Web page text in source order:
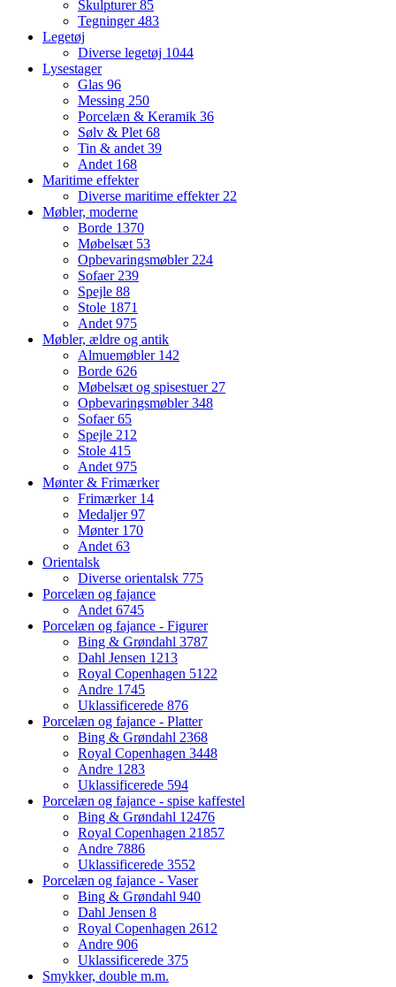
Skulpturer85
Tegninger483
Legetøj
Diverse legetøj 1044
Lysestager
Glas 96
Messing 250
Porcelæn & Keramik 36
Sølv & Plet68
Tin & andet39
Andet 168
Maritime effekter
Diverse maritime effekter22
Møbler, moderne
Borde 1370
Møbelsæt 53
Opbevaringsmøbler224
Sofaer239
Spejle 88
Stole 1871
Andet975
Møbler, ældre og antik
Almuemøbler 142
Borde 626
Møbelsæt og spisestuer27
Opbevaringsmøbler348
Sofaer65
Spejle 212
Stole 415
Andet975
Mønter & Frimærker
Frimærker 14
Medaljer97
Mønter 170
Andet63
Orientalsk
Diverse orientalsk 775
Porcelæn og fajance
Andet6745
Porcelæn og fajance - Figurer
Bing & Grøndahl 3787
Dahl Jensen 1213
Royal Copenhagen 5122
Andre 1745
Uklassificerede 876
Porcelæn og fajance - Platter
Bing & Grøndahl 2368
Royal Copenhagen 3448
Andre 1283
Uklassificerede 594
Porcelæn og fajance - spise kaffestel
Bing & Grøndahl 12476
Royal Copenhagen 21857
Andre 7886
Uklassificerede 3552
Porcelæn og fajance - Vaser
Bing & Grøndahl 940
Dahl Jensen 8
Royal Copenhagen 2612
Andre 906
Uklassificerede 375
Smykker, double m.m.